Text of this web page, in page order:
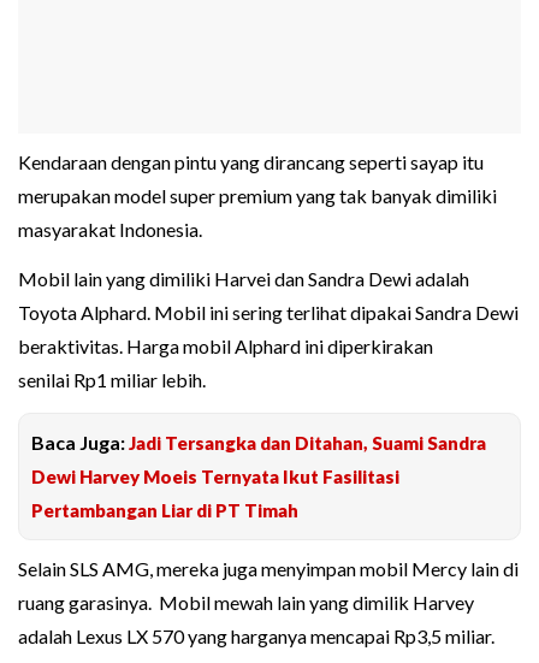
Kendaraan dengan pintu yang dirancang seperti sayap itu
merupakan model super premium yang tak banyak dimiliki
masyarakat Indonesia.
Mobil lain yang dimiliki Harvei dan Sandra Dewi adalah
Toyota Alphard. Mobil ini sering terlihat dipakai Sandra Dewi
beraktivitas. Harga mobil Alphard ini diperkirakan
senilai Rp1 miliar lebih.
Baca Juga:Jadi Tersangka dan Ditahan, Suami Sandra
Dewi Harvey Moeis Ternyata Ikut Fasilitasi
Pertambangan Liar di PT Timah
Selain SLS AMG, mereka juga menyimpan mobil Mercy lain di
ruang garasinya. Mobil mewah lain yang dimilik Harvey
adalah Lexus LX 570 yang harganya mencapai Rp3,5 miliar.